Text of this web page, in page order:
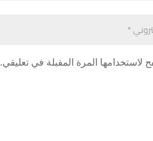
لاستخدامها المرة المقبلة في تعليقي.